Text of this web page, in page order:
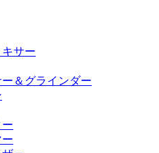
サー
＆グラインダー